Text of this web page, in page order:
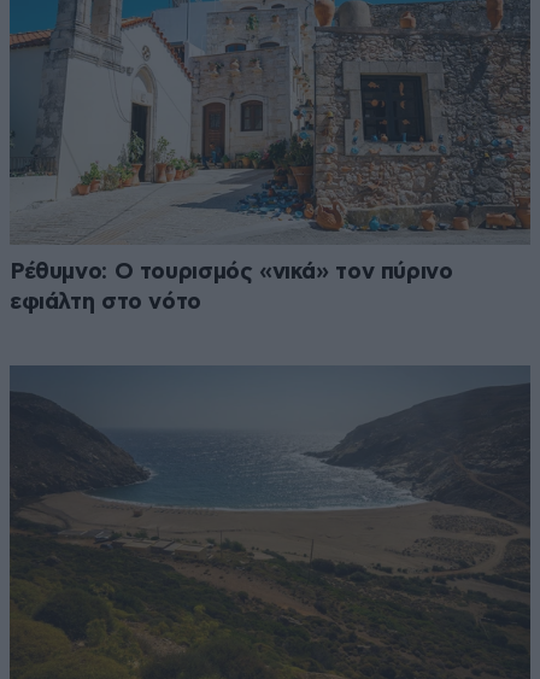
Ρέθυμνο: Ο τουρισμός «νικά» τον πύρινο
εφιάλτη στο νότο